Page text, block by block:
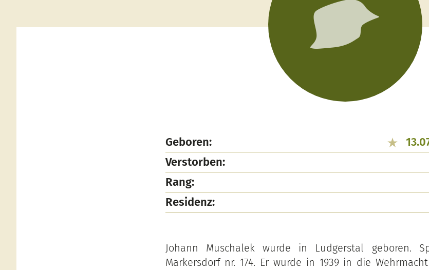
Geboren:
Verstorben:
Rang:
Residenz:
Johann Muschalek wurde in Ludgerstal geboren.
Markersdorf nr. 174. Er wurde in 1939 in die